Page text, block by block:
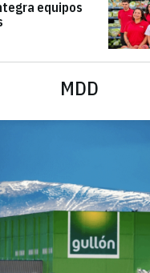
equipos
MDD